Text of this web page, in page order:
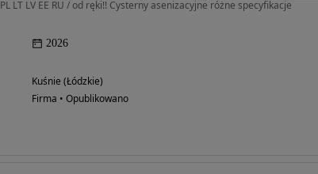
PL LT LV EE RU / od ręki!! Cysterny asenizacyjne różne specyfikacje
2026
Kuśnie (Łódzkie)
Firma • Opublikowano